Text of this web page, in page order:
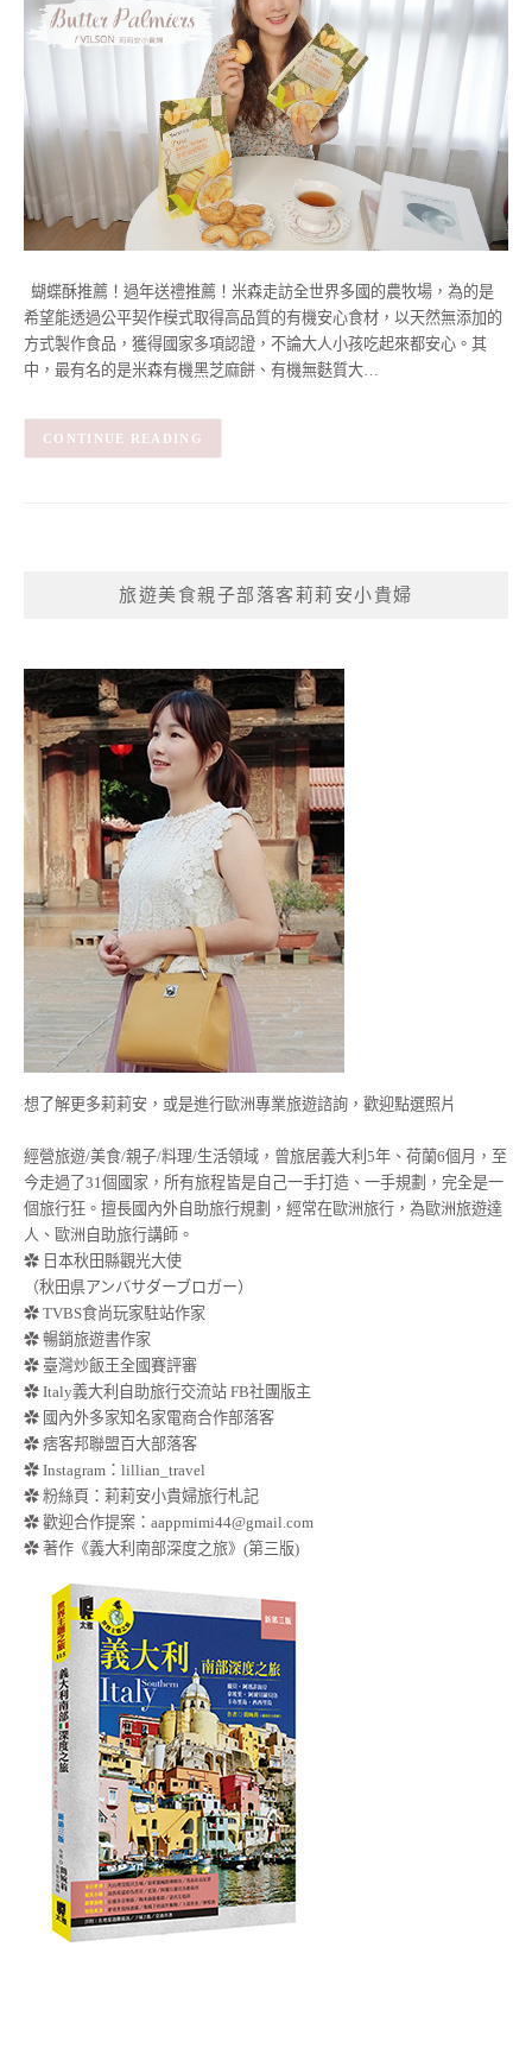
蝴蝶酥推薦！過年送禮推薦！米森走訪全世界多國的農牧場，為的是
希望能透過公平契作模式取得高品質的有機安心食材，以天然無添加的
方式製作食品，獲得國家多項認證，不論大人小孩吃起來都安心。其
中，最有名的是米森有機黑芝麻餅、有機無麩質大…
CONTINUE READING
旅遊美食親子部落客莉莉安小貴婦
想了解更多莉莉安，或是進行歐洲專業旅遊諮詢，歡迎點選照片
經營旅遊/美食/親子/料理/生活領域，曾旅居義大利5年、荷蘭6個月，至
今走過了31個國家，所有旅程皆是自己一手打造、一手規劃，完全是一
個旅行狂。擅長國內外自助旅行規劃，經常在歐洲旅行，為歐洲旅遊達
人、歐洲自助旅行講師。
✿ 日本秋田縣觀光大使
（秋田県アンバサダーブロガー）
✿ TVBS食尚玩家駐站作家
✿ 暢銷旅遊書作家
✿ 臺灣炒飯王全國賽評審
✿ Italy義大利自助旅行交流站 FB社團版主
✿ 國內外多家知名家電商合作部落客
✿ 痞客邦聯盟百大部落客
✿ Instagram：lillian_travel
✿ 粉絲頁：莉莉安小貴婦旅行札記
✿ 歡迎合作提案： aappmimi44@gmail.com
✿ 著作《義大利南部深度之旅》(第三版)